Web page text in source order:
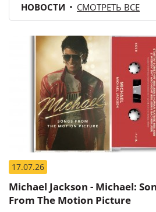
НОВОСТИ СМОТРЕТЬ ВСЕ
17.07.26
Michael Jackson - Michael:
From The Motion Picture